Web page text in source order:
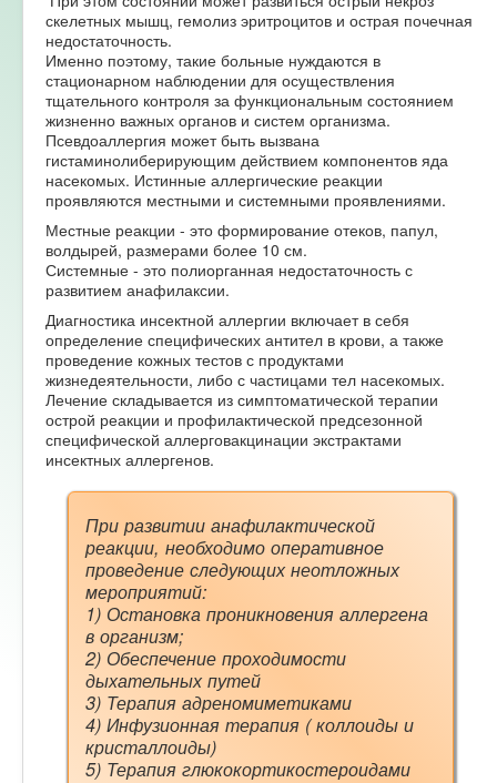
скелетных мышц, гемолиз эритроцитов и острая почечная
недостаточность.
Именно поэтому, такие больные нуждаются в
стационарном наблюдении для осуществления
тщательного контроля за функциональным состоянием
жизненно важных органов и систем организма.
Псевдоаллергия может быть вызвана
гистаминолиберирующим действием компонентов яда
насекомых. Истинные аллергические реакции
проявляются местными и системными проявлениями.
Местные реакции - это формирование отеков, папул,
волдырей, размерами более 10 см.
Системные - это полиорганная недостаточность с
развитием анафилаксии.
Диагностика инсектной аллергии включает в себя
определение специфических антител в крови, а также
проведение кожных тестов с продуктами
жизнедеятельности, либо с частицами тел насекомых.
Лечение складывается из симптоматической терапии
острой реакции и профилактической предсезонной
специфической аллерговакцинации экстрактами
инсектных аллергенов.
При развитии анафилактической
реакции, необходимо оперативное
проведение следующих неотложных
мероприятий:
1) Остановка проникновения аллергена
в организм;
2) Обеспечение проходимости
дыхательных путей
3) Терапия адреномиметиками
4) Инфузионная терапия ( коллоиды и
кристаллоиды)
5) Терапия глюкокортикостероидами